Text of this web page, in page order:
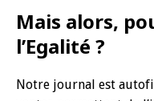
Mais alors,
l’Egalité ?
Notre journal est